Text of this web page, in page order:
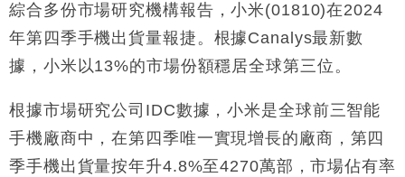
16:33
財經｜滙控重啟最多10億美元回購 派息比率目標維持
50%
15:59
財經｜SA售股自救後再出手 斥4億美元押注未上市公
司
11:30
財經｜精星香港夥菜鳥拓全球智慧倉儲市場 加快海外
市場落地
14:50
地產｜大酒店中期轉賺2300萬元 斥21億翻新香港及
東京半島
綜合多份市場研究機構報告，小米(01810)在2024
年第四季手機出貨量報捷。根據Canalys最新數
據，小米以13%的市場份額穩居全球第三位。
根據市場研究公司IDC數據，小米是全球前三智能
手機廠商中，在第四季唯一實現增長的廠商，第四
季手機出貨量按年升4.8%至4270萬部，市場佔有率